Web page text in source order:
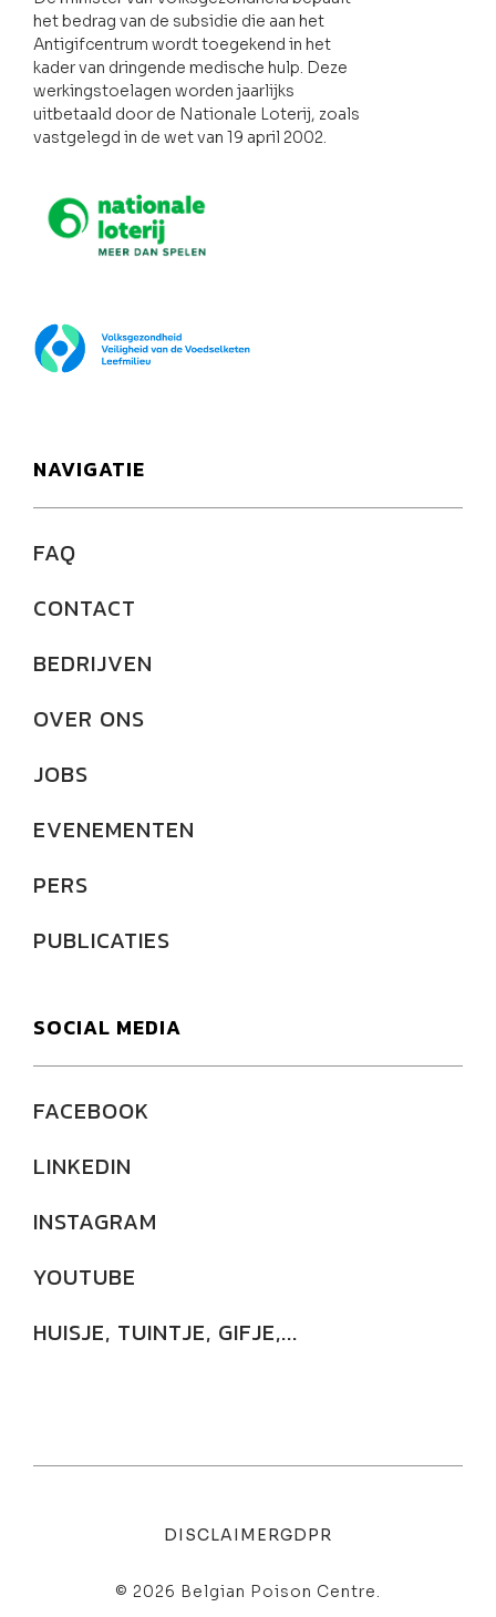
het bedrag van de subsidie die aan het
Antigifcentrum wordt toegekend in het
kader van dringende medische hulp. Deze
werkingstoelagen worden jaarlijks
uitbetaald door de Nationale Loterij, zoals
vastgelegd in de wet van 19 april 2002.
Nationale loterij
NAVIGATIE
FAQ
CONTACT
BEDRIJVEN
OVER ONS
JOBS
EVENEMENTEN
PERS
PUBLICATIES
SOCIAL MEDIA
FACEBOOK
LINKEDIN
INSTAGRAM
YOUTUBE
HUISJE, TUINTJE, GIFJE,...
DISCLAIMERGDPR
© 2026 Belgian Poison Centre.